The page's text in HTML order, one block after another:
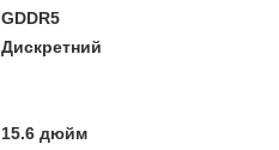
GDDR5
Дискретний
15.6 дюйм